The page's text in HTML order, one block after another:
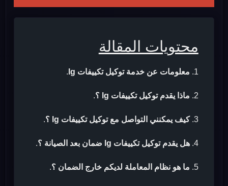
محتويات المقالة
معلومات عن خدمة توكيل تكييفات lg .
ماذا يقدم توكيل تكييفات lg ؟ .
كيف يمكنني التواصل مع توكيل تكييفات lg ؟ .
هل يقدم توكيل تكييفات lg ضمان بعد الصيانة ؟ .
ما هو نظام المعاملة لديكم خارج الضمان ؟.